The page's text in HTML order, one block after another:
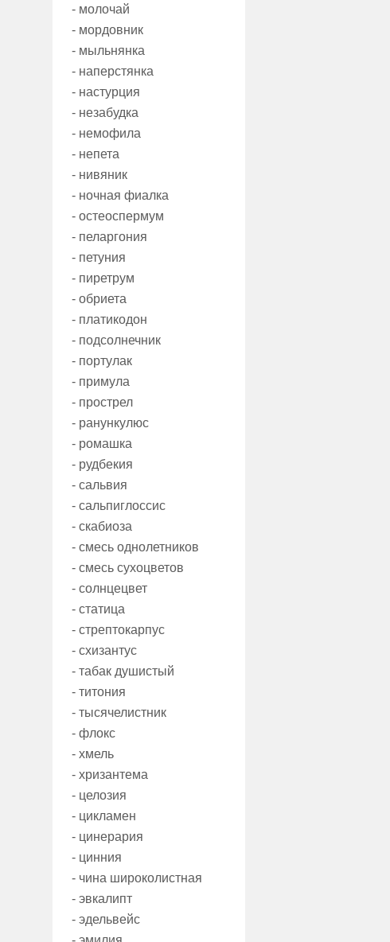
- молочай
- мордовник
- мыльнянка
- наперстянка
- настурция
- незабудка
- немофила
- непета
- нивяник
- ночная фиалка
- остеоспермум
- пеларгония
- петуния
- пиретрум
- обриета
- платикодон
- подсолнечник
- портулак
- примула
- прострел
- ранункулюс
- ромашка
- рудбекия
- сальвия
- сальпиглоссис
- скабиоза
- смесь однолетников
- смесь сухоцветов
- солнцецвет
- статица
- стрептокарпус
- схизантус
- табак душистый
- титония
- тысячелистник
- флокс
- хмель
- хризантема
- целозия
- цикламен
- цинерария
- цинния
- чина широколистная
- эвкалипт
- эдельвейс